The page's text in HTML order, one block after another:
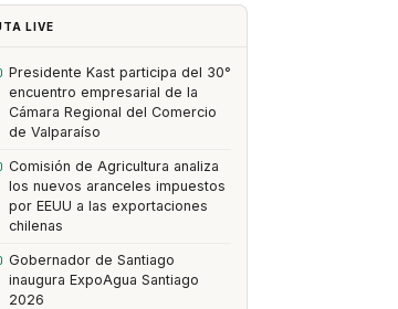
LIVE
Presidente Kast participa del 30°
encuentro empresarial de la
Cámara Regional del Comercio
de Valparaíso
Comisión de Agricultura analiza
los nuevos aranceles impuestos
por EEUU a las exportaciones
chilenas
Gobernador de Santiago
inaugura ExpoAgua Santiago
2026